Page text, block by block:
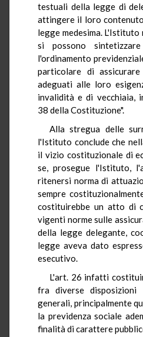
testuali della legge di
attingere il loro
legge medesima.
si possono
l'ordinamento
particolare di
adeguati alle loro
invalidità e di vecchiaia,
38 della Costituzione".
Alla stregua delle
l'Istituto conclude che
il vizio costituzionale di
se, prosegue l'Istituto,
ritenersi norma di
sempre
costituirebbe un atto di
vigenti norme sulle
della legge delegante,
legge aveva dato
esecutivo.
L'art. 26 infatti
fra diverse disposizioni
generali, principalmente
la previdenza sociale
finalità di carattere